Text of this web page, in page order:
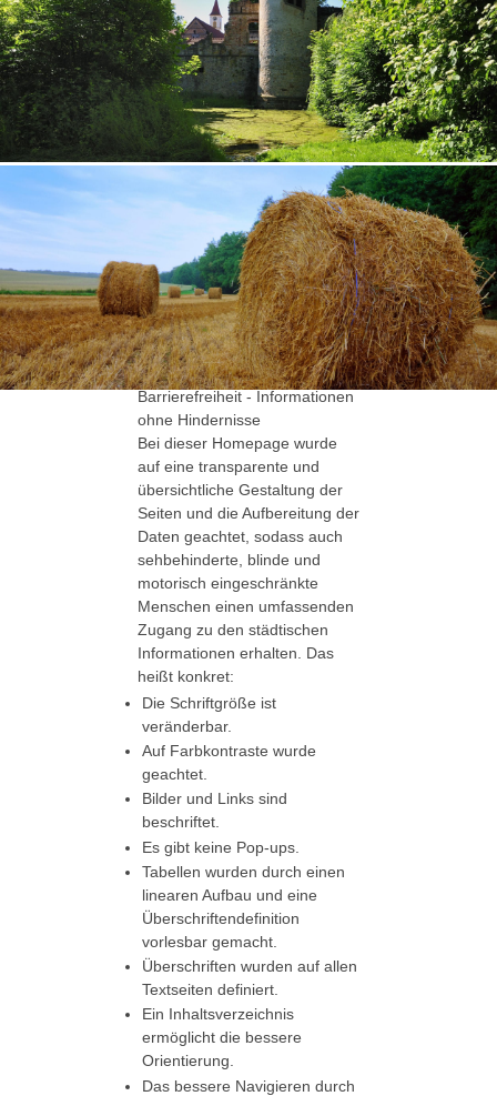
Verbandsvorsitzenden
Bürgermeister Joachim Locher
Bildernachweis:
Startseite, Hotel- und
Gaststättenverzeichnis:
aboutpixel.de Tagliatelle ©
Holger Hecklau
Wanderführer: aboutpixel.de
Mach mal Pause © Reiner
Pflamminger
Alle weiteren Bildrechte:
Gemeindeverwaltungsverband
Waibstadt, sofern nicht anders
gekennzeichnet.
Hinweise zur
Barrierefreiheit
Barrierefreiheit - Informationen
ohne Hindernisse
Bei dieser Homepage wurde
auf eine transparente und
übersichtliche Gestaltung der
Seiten und die Aufbereitung der
Daten geachtet, sodass auch
sehbehinderte, blinde und
motorisch eingeschränkte
Menschen einen umfassenden
Zugang zu den städtischen
Informationen erhalten. Das
heißt konkret:
Die Schriftgröße ist
veränderbar.
Auf Farbkontraste wurde
geachtet.
Bilder und Links sind
beschriftet.
Es gibt keine Pop-ups.
Tabellen wurden durch einen
linearen Aufbau und eine
Überschriftendefinition
vorlesbar gemacht.
Überschriften wurden auf allen
Textseiten definiert.
Ein Inhaltsverzeichnis
ermöglicht die bessere
Orientierung.
Das bessere Navigieren durch